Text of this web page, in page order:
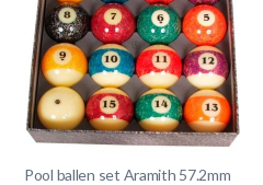
Pool ballen set Aramith 57.2mm